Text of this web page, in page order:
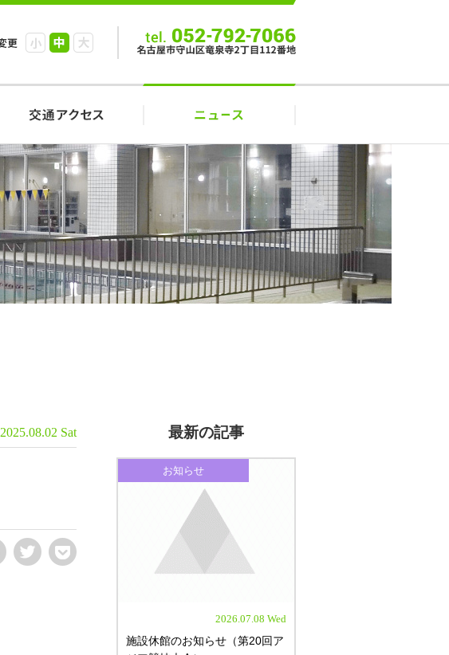
2025.08.02 Sat 最新の記事
お知らせ
2026.07.08 Wed
施設休館のお知らせ（第20回ア